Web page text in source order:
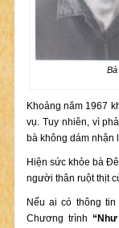
Khoảng năm 1967
vụ. Tuy nhiên, vì
bà không dám nhận
Hiện sức khỏe bà
người thân ruột thịt
Nếu ai có thông
Chương trình